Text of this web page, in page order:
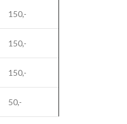
150,-
150,-
150,-
50,-